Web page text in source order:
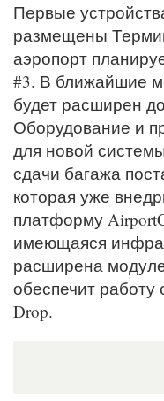
Первые
размещены
аэропорт
#3. В ближайшие
будет расширен
Оборудование и
для новой
сдачи багажа
которая уже
платформу
имеющаяся
расширена
обеспечит работу
Drop.